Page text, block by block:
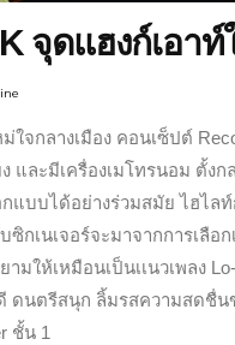
จุดแฮงก์เอาท์
ม่ใจกลางเมือง คอนเซ็ปต์
และมีเครื่องเมโทรนอม ตั้ง
แบบได้อย่างร่วมสมัย ไฮไ
กเนเจอร์จะมาจากการเลือก
มให้เหมือนเป็นเเนวเพลง
ดนตรีสนุก ลิ้มรสความสดชื่
ชั้น 1